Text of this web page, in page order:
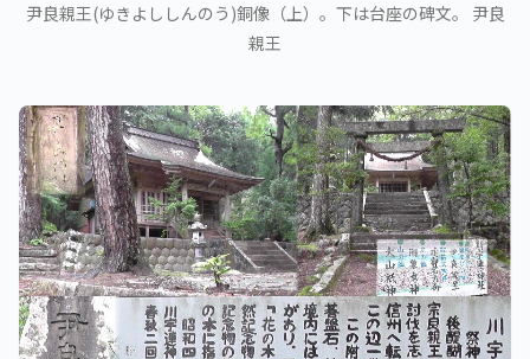
尹良親王(ゆきよししんのう)銅像（上）。下は台座の碑文。 尹良
親王